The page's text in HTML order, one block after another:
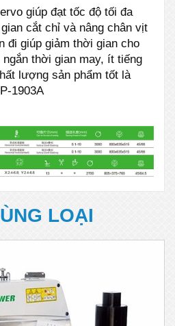
giúp đạt tốc độ tối đa
cắt chỉ và nâng chân vịt
đi giúp giảm thời gian cho
thời gian may, ít tiếng
lượng sản phẩm tốt là
1903A
LOẠI